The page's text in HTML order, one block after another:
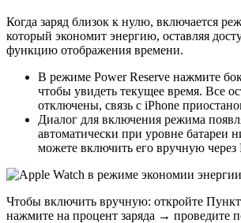
Когда заряд близок к нулю, включается
который экономит энергию, оставляя
функцию отображения времени.
В режиме Power Reserve нажмите
чтобы увидеть текущее время. Все
отключены, связь с iPhone
Диалог для включения режима
автоматически при уровне батареи
можете включить его вручную
Чтобы включить вручную: откройте
нажмите на процент заряда → проведите